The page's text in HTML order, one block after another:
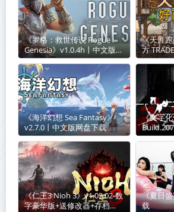
《罗格：救世传说 Rogue :
Genesia》v1.0.4h丨中文版网
盘下载
《天涯
方
Dealer
文版网
《海洋幻想 Sea Fantasy》
v2.7.0丨中文版网盘下载
《文字
下载
《仁王3 Nioh 3》v1.02.02-数
字豪华版+送修改器+存档
《夏日
载